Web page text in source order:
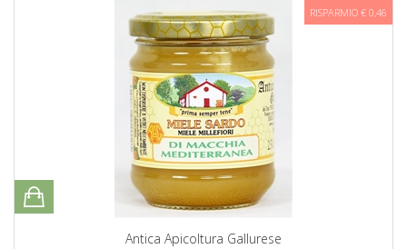
RISPARMIO € 0,46
Antica Apicoltura Gallurese